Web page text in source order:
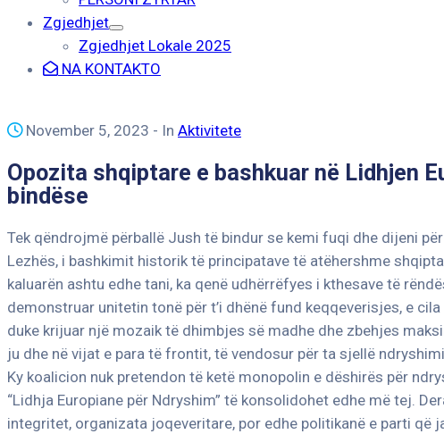
Zgjedhjet
Zgjedhjet Lokale 2025
NA KONTAKTO
November 5, 2023 - In Aktivitete
Opozita shqiptare e bashkuar në Lidhjen
bindëse
Tek qëndrojmë përballë Jush të bindur se kemi fuqi dhe dijeni
Lezhës, i bashkimit historik të principatave të atëhershme
kaluarën ashtu edhe tani, ka qenë udhërrëfyes i kthesave të
demonstruar unitetin tonë për t’i dhënë fund keqqeverisjes, e
duke krijuar një mozaik të dhimbjes së madhe dhe zbehjes
ju dhe në vijat e para të frontit, të vendosur për ta sjellë
Ky koalicion nuk pretendon të ketë monopolin e dëshirës për
“Lidhja Europiane për Ndryshim” të konsolidohet edhe më tej.
integritet, organizata joqeveritare, por edhe politikanë e parti